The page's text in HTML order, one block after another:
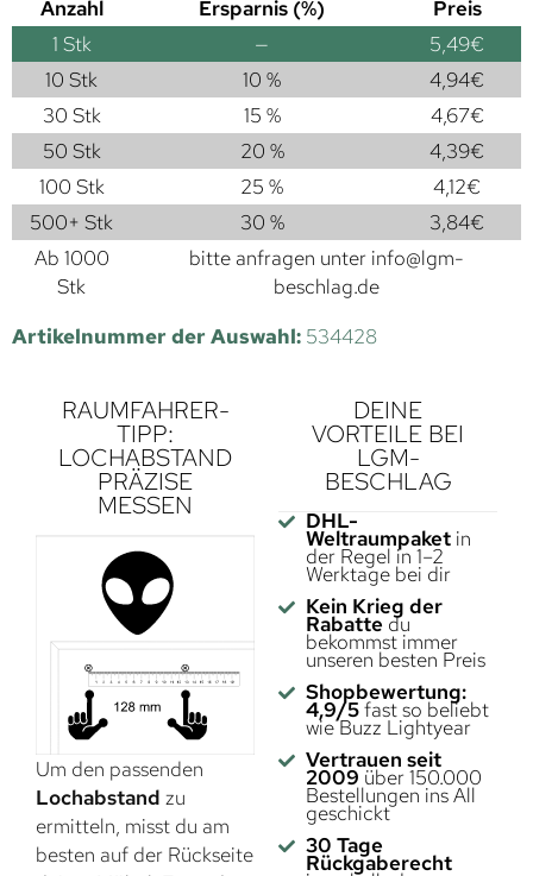
Anzahl Ersparnis (%)
Preis
1 Stk — 5,49€
10 Stk
10 % 4,94€
30 Stk
15 % 4,67€
50 Stk
20 % 4,39€
100 Stk
25 % 4,12€
500+ Stk
30 % 3,84€
Ab 1000
Stk
bitte anfragen unter info@lgm-
beschlag.de
Artikelnummer der Auswahl: 534428
RAUMFAHRER-
TIPP:
LOCHABSTAND
PRÄZISE
MESSEN
Um den passenden
Lochabstand zu
ermitteln, misst du am
besten auf der Rückseite
DEINE
VORTEILE BEI
LGM-
BESCHLAG
DHL-
Weltraumpaketin
der Regel in 1–2
Werktage bei dir
Kein Krieg der
Rabatte du
bekommst immer
unseren besten Preis
Shopbewertung:
4,9/5fast so beliebt
wie Buzz Lightyear
Vertrauen seit
2009 über 150.000
Bestellungen ins All
geschickt
30 Tage
Rückgaberecht